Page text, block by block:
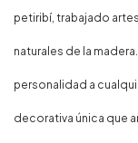
petiribí, trabajado
naturales de la
personalidad a
decorativa única que